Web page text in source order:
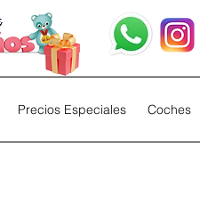
Precios Especiales Coches